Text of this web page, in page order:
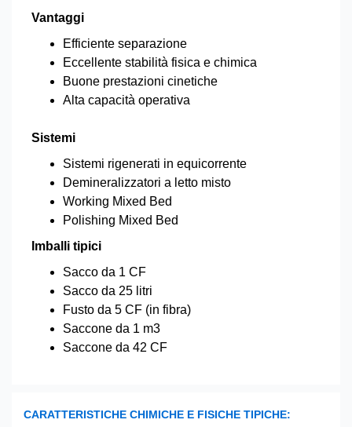
Vantaggi
Efficiente separazione
Eccellente stabilità fisica e chimica
Buone prestazioni cinetiche
Alta capacità operativa
Sistemi
Sistemi rigenerati in equicorrente
Demineralizzatori a letto misto
Working Mixed Bed
Polishing Mixed Bed
Imballi tipici
Sacco da 1 CF
Sacco da 25 litri
Fusto da 5 CF (in fibra)
Saccone da 1 m3
Saccone da 42 CF
CARATTERISTICHE CHIMICHE E FISICHE TIPICHE: